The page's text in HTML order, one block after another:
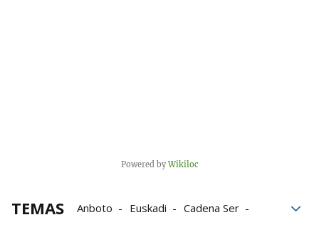
Powered byWikiloc
TEMAS Anboto Euskadi
Cadena Ser